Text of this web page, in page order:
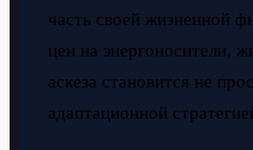
часть своей жизненной
цен на энергоносители,
аскеза становится не
адаптационной